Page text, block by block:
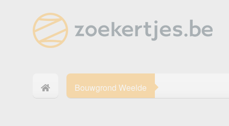
Bouwgrond Weelde